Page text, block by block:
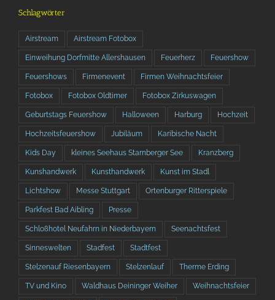
Schlagwörter
Airstream Airstream Fotobox
Einweihung Dorfmitte Allershausen Feuerherz Feuershow
Feuershows Firmenevent Firmen Weihnachtsfeier
Fotobox Fotobox Oldtimer Fotobox Zirkuswagen
Geburtstags Feuershow Halloween Harburg Hochzeit
Hochzeitsfeuershow Jubiläum Karibische Nacht
Kids Day kleines Seehaus Starnberger See Kranzberg
Kunshandwerk Kunsthandwerk Kunst im Stadl
Lichtshow Messe Stuttgart Ortenburger Ritterspiele
Parkfest Bad Aibling Presse
Schloßhotel Neufahrn in Niederbayern Seenachtsfest
Sinneswelten Stadfest Stadtfest
Stelzenauf Riesenbayern Stelzenlauf Therme Erding
TV und Kino Waldhaus Deininger Weiher Weihnachtsfeier